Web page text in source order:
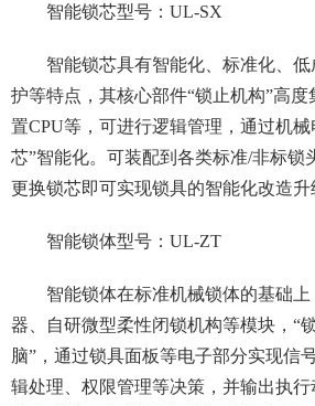
智能锁芯型号：UL-SX
智能锁芯具有智能化、标准化、
护等特点，其核心部件“锁止机构”高
置CPU等，可进行逻辑管理，通过机
芯”智能化。可装配到各类标准/非标锁
更换锁芯即可实现锁具的智能化改造升
智能锁体型号：UL-ZT
智能锁体在标准机械锁体的基础
器、自研微型柔性闭锁机构等模块，“
脑”，通过锁具面板等电子部分实现信
辑处理、权限管理等决策，并输出执行